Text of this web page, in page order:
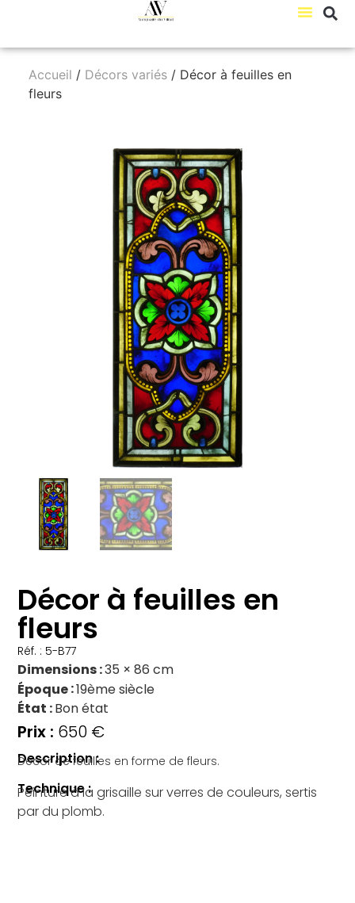
Accueil / Décors variés/ Décor à feuilles en
fleurs
Décor à feuilles en
fleurs
Réf. : 5-B77
Dimensions 35 × 86 cm
Époque 19ème siècle
État Bon état
650 €
Description :
Décor de feuilles en forme de fleurs.
Technique :
Peinture à la grisaille sur verres de couleurs, sertis
par du plomb.